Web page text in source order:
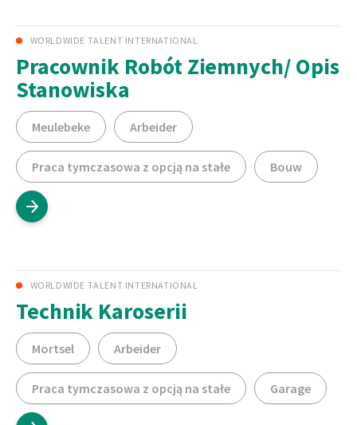
WORLDWIDE TALENT INTERNATIONAL
Pracownik Robót Ziemnych/ Opis
Stanowiska
Meulebeke Arbeider
Praca tymczasowa z opcją na stałe Bouw
WORLDWIDE TALENT INTERNATIONAL
Technik Karoserii
Mortsel Arbeider
Praca tymczasowa z opcją na stałe Garage